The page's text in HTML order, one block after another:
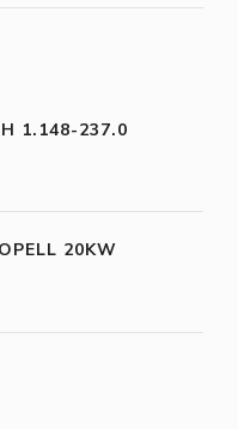
1.148-237.0
20KW